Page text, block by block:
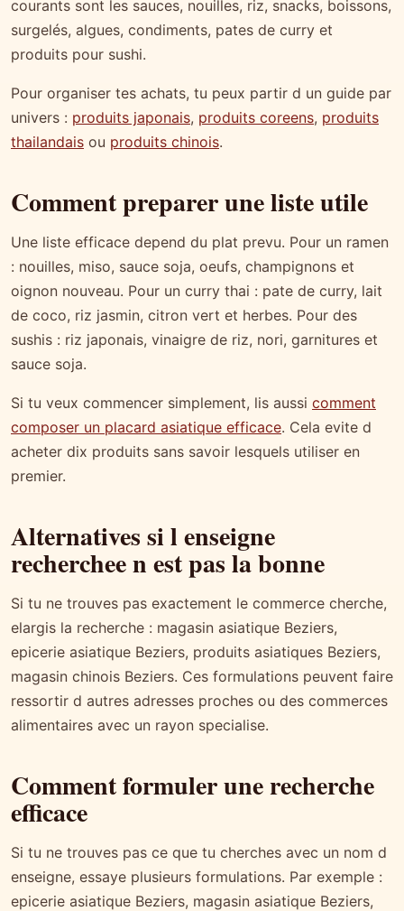
courants sont les sauces, nouilles, riz, snacks, boissons,
surgelés, algues, condiments, pates de curry et
produits pour sushi.
Pour organiser tes achats, tu peux partir d un guide par
univers : produits japonais, produits coreens, produits
thailandais ou produits chinois.
Comment preparer une liste utile
Une liste efficace depend du plat prevu. Pour un ramen
: nouilles, miso, sauce soja, oeufs, champignons et
oignon nouveau. Pour un curry thai : pate de curry, lait
de coco, riz jasmin, citron vert et herbes. Pour des
sushis : riz japonais, vinaigre de riz, nori, garnitures et
sauce soja.
Si tu veux commencer simplement, lis aussi comment
composer un placard asiatique efficace. Cela evite d
acheter dix produits sans savoir lesquels utiliser en
premier.
Alternatives si l enseigne
recherchee n est pas la bonne
Si tu ne trouves pas exactement le commerce cherche,
elargis la recherche : magasin asiatique Beziers,
epicerie asiatique Beziers, produits asiatiques Beziers,
magasin chinois Beziers. Ces formulations peuvent faire
ressortir d autres adresses proches ou des commerces
alimentaires avec un rayon specialise.
Comment formuler une recherche
efficace
Si tu ne trouves pas ce que tu cherches avec un nom d
enseigne, essaye plusieurs formulations. Par exemple :
epicerie asiatique Beziers, magasin asiatique Beziers,